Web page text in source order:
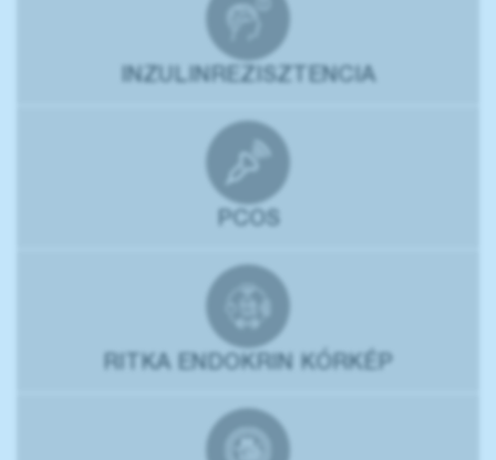
INZULINREZISZTENCIA
PCOS
RITKA ENDOKRIN KÓRKÉP